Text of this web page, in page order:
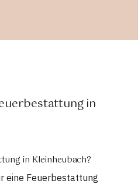
in
in Kleinheubach?
eine Feuerbestattung